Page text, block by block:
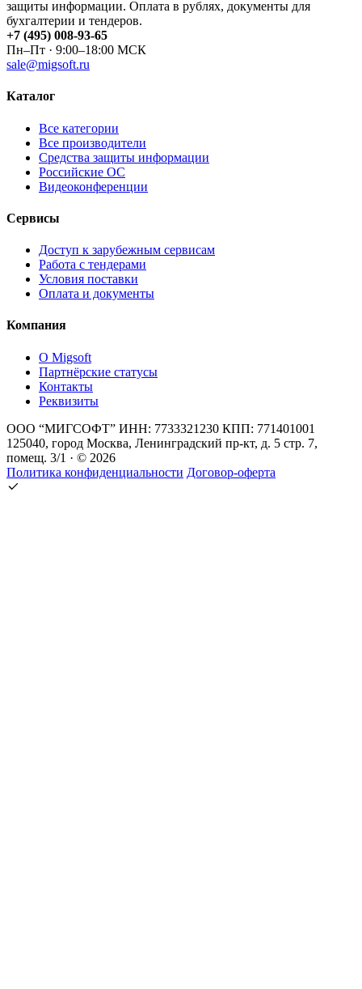
защиты информации. Оплата в рублях, документы для
бухгалтерии и тендеров.
+7 (495) 008-93-65
Пн–Пт · 9:00–18:00 МСК
sale@migsoft.ru
Каталог
Все категории
Все производители
Средства защиты информации
Российские ОС
Видеоконференции
Сервисы
Доступ к зарубежным сервисам
Работа с тендерами
Условия поставки
Оплата и документы
Компания
О Migsoft
Партнёрские статусы
Контакты
Реквизиты
ООО “МИГСОФТ” ИНН: 7733321230 КПП: 771401001
125040, город Москва, Ленинградский пр-кт, д. 5 стр. 7,
помещ. 3/1 · © 2026
Политика конфиденциальности Договор-оферта